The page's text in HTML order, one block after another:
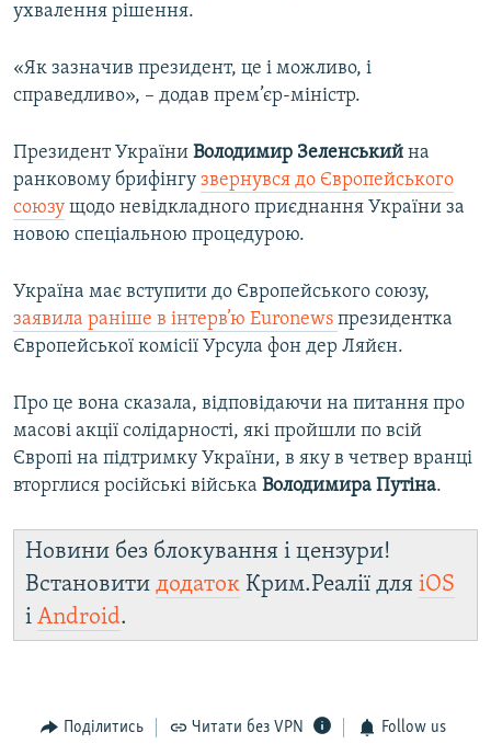
ухвалення рішення.
«Як зазначив президент, це і можливо, і
справедливо», – додав прем’єр-міністр.
Президент України Володимир Зеленський на
ранковому брифінгу звернувся до Європейського
союзу щодо невідкладного приєднання України за
новою спеціальною процедурою.
Україна має вступити до Європейського союзу,
заявила раніше в інтерв’ю Euronews президентка
Європейської комісії Урсула фон дер Ляйєн.
Про це вона сказала, відповідаючи на питання про
масові акції солідарності, які пройшли по всій
Європі на підтримку України, в яку в четвер вранці
вторглися російські війська Володимира Путіна.
Новини без блокування і цензури!
Встановити додаток Крим.Реалії для iOS
і Android.
Поділитись Читати без VPN Follow us